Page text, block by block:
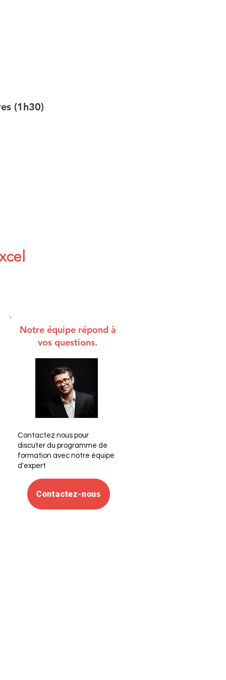
(1h30)
Notre équipe répond à
vos questions.
Contactez nous pour
discuter du programme de
formation avec notre équipe
d'expert
Contactez-nous